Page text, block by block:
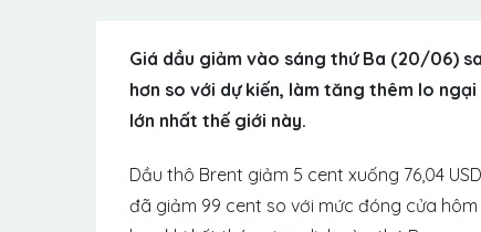
Giá dầu giảm vào sáng thứ Ba (20/06)
hơn so với dự kiến, làm tăng thêm lo
lớn nhất thế giới này.
Dầu thô Brent giảm 5 cent xuống 76,04
đã giảm 99 cent so với mức đóng cửa